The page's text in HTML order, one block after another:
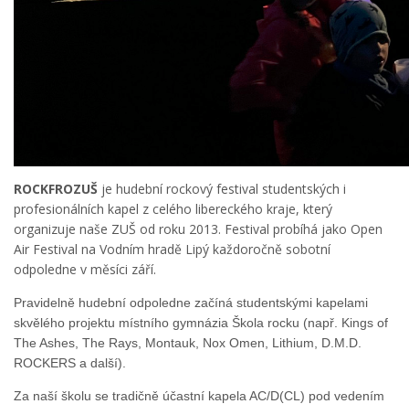
ROCKFROZUŠ je hudební rockový festival studentských i
profesionálních kapel z celého libereckého kraje, který
organizuje naše ZUŠ od roku 2013. Festival probíhá jako Open
Air Festival na Vodním hradě Lipý každoročně sobotní
odpoledne v měsíci září.
Pravidelně hudební odpoledne začíná studentskými kapelami
skvělého projektu místního gymnázia Škola rocku (např. Kings of
The Ashes, The Rays, Montauk, Nox Omen, Lithium, D.M.D.
ROCKERS a další).
Za naší školu se tradičně účastní kapela AC/D(CL) pod vedením